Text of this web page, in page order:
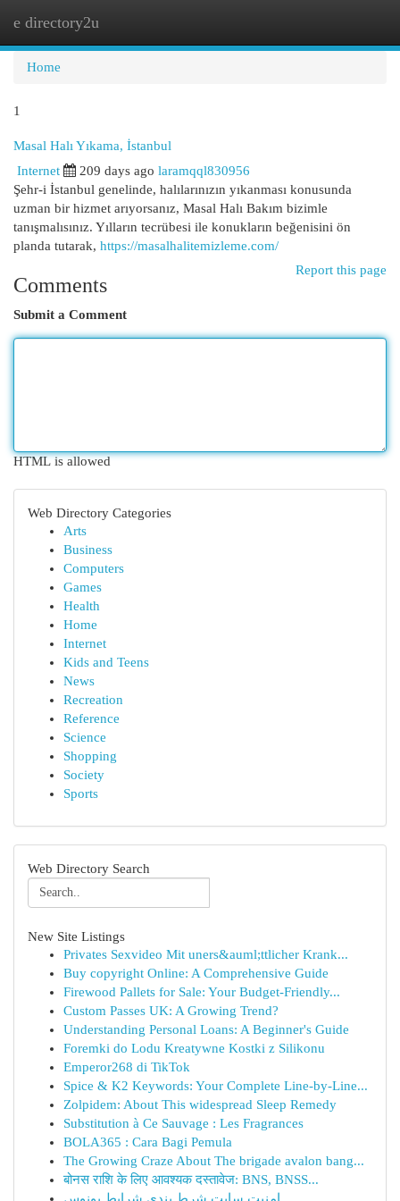
e directory2u
Home
1
Masal Halı Yıkama, İstanbul
Internet 209 days ago laramqql830956
Şehr-i İstanbul genelinde, halılarınızın yıkanması konusunda
uzman bir hizmet arıyorsanız, Masal Halı Bakım bizimle
tanışmalısınız. Yılların tecrübesi ile konukların beğenisini ön
planda tutarak, https://masalhalitemizleme.com/
Report this page
Comments
Submit a Comment
HTML is allowed
Web Directory Categories
Arts
Business
Computers
Games
Health
Home
Internet
Kids and Teens
News
Recreation
Reference
Science
Shopping
Society
Sports
Web Directory Search
New Site Listings
Privates Sexvideo Mit uners&auml;ttlicher Krank...
Buy copyright Online: A Comprehensive Guide
Firewood Pallets for Sale: Your Budget-Friendly...
Custom Passes UK: A Growing Trend?
Understanding Personal Loans: A Beginner's Guide
Foremki do Lodu Kreatywne Kostki z Silikonu
Emperor268 di TikTok
Spice & K2 Keywords: Your Complete Line-by-Line...
Zolpidem: About This widespread Sleep Remedy
Substitution à Ce Sauvage : Les Fragrances
BOLA365 : Cara Bagi Pemula
The Growing Craze About The brigade avalon bang...
बोनस राशि के लिए आवश्यक दस्तावेज: BNS, BNSS...